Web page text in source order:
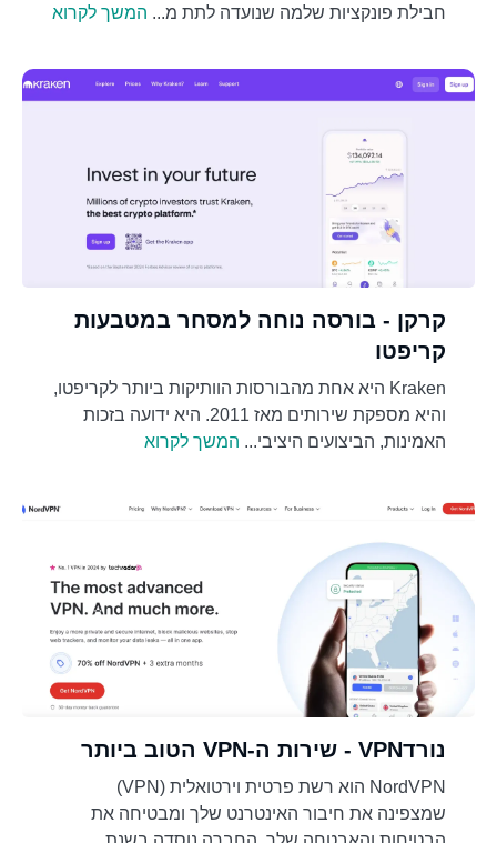
חבילת פונקציות שלמה שנועדה לתת מ... המשך לקרוא
קרקן - בורסה נוחה למסחר במטבעות
קריפטו
Kraken היא אחת מהבורסות הוותיקות ביותר לקריפטו,
והיא מספקת שירותים מאז 2011. היא ידועה בזכות
האמינות, הביצועים היציבי... המשך לקרוא
נורדVPN - שירות ה-VPN הטוב ביותר
NordVPN הוא רשת פרטית וירטואלית (VPN)
שמצפינה את חיבור האינטרנט שלך ומבטיחה את